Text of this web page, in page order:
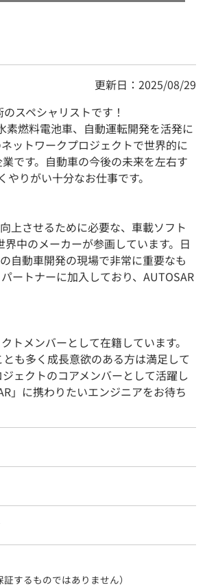
更新日：2025/08/29
スペシャリストです！
燃料電池車、自動運転開発を活発に
ットワークプロジェクトで世界的に
です。自動車の今後の未来を左右す
りがい十分なお仕事です。
上させるために必要な、車載ソフト
中のメーカーが参画しています。日
自動車開発の現場で非常に重要なも
ートナーに加入しており、AUTOSAR
トメンバーとして在籍しています。
も多く成長意欲のある方は満足して
ェクトのコアメンバーとして活躍し
」に携わりたいエンジニアをお待ち
するものではありません）